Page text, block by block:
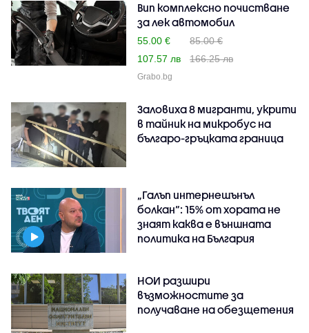
Вип комплексно почистване
за лек автомобил
55.00 €
85.00 €
107.57 лв
166.25 лв
Grabo.bg
Заловиха 8 мигранти, укрити
в тайник на микробус на
българо-гръцката граница
„Галъп интернешънъл
болкан“: 15% от хората не
знаят каква е външната
политика на България
НОИ разшири
възможностите за
получаване на обезщетения